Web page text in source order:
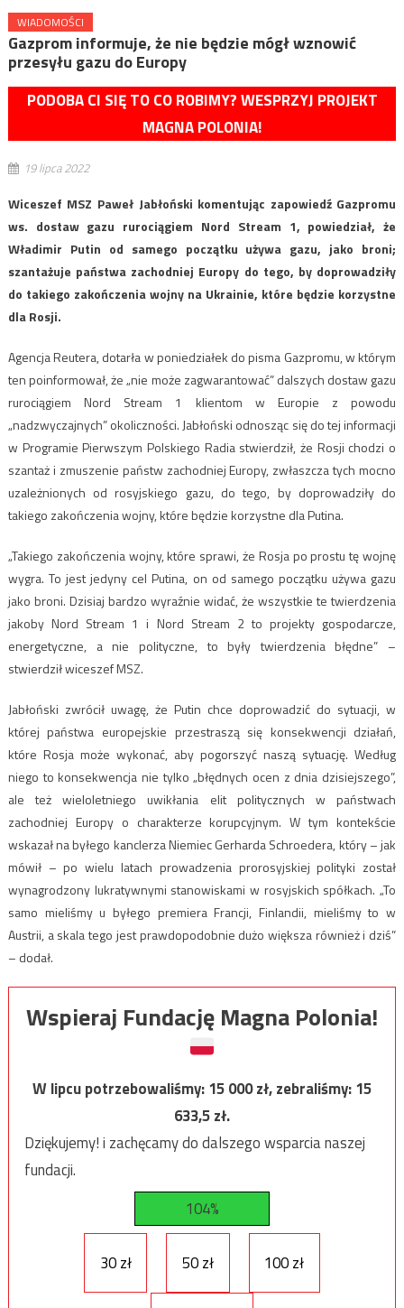
WIADOMOŚCI
Gazprom informuje, że nie będzie mógł wznowić
przesyłu gazu do Europy
PODOBA CI SIĘ TO CO ROBIMY? WESPRZYJ PROJEKT
MAGNA POLONIA!
19 lipca 2022
Wiceszef MSZ Paweł Jabłoński komentując zapowiedź Gazpromu
ws. dostaw gazu rurociągiem Nord Stream 1, powiedział, że
Władimir Putin od samego początku używa gazu, jako broni;
szantażuje państwa zachodniej Europy do tego, by doprowadziły
do takiego zakończenia wojny na Ukrainie, które będzie korzystne
dla Rosji.
Agencja Reutera, dotarła w poniedziałek do pisma Gazpromu, w którym
ten poinformował, że „nie może zagwarantować” dalszych dostaw gazu
rurociągiem Nord Stream 1 klientom w Europie z powodu
„nadzwyczajnych” okoliczności. Jabłoński odnosząc się do tej informacji
w Programie Pierwszym Polskiego Radia stwierdził, że Rosji chodzi o
szantaż i zmuszenie państw zachodniej Europy, zwłaszcza tych mocno
uzależnionych od rosyjskiego gazu, do tego, by doprowadziły do
takiego zakończenia wojny, które będzie korzystne dla Putina.
„Takiego zakończenia wojny, które sprawi, że Rosja po prostu tę wojnę
wygra. To jest jedyny cel Putina, on od samego początku używa gazu
jako broni. Dzisiaj bardzo wyraźnie widać, że wszystkie te twierdzenia
jakoby Nord Stream 1 i Nord Stream 2 to projekty gospodarcze,
energetyczne, a nie polityczne, to były twierdzenia błędne” –
stwierdził wiceszef MSZ.
Jabłoński zwrócił uwagę, że Putin chce doprowadzić do sytuacji, w
której państwa europejskie przestraszą się konsekwencji działań,
które Rosja może wykonać, aby pogorszyć naszą sytuację. Według
niego to konsekwencja nie tylko „błędnych ocen z dnia dzisiejszego”,
ale też wieloletniego uwikłania elit politycznych w państwach
zachodniej Europy o charakterze korupcyjnym. W tym kontekście
wskazał na byłego kanclerza Niemiec Gerharda Schroedera, który – jak
mówił – po wielu latach prowadzenia prorosyjskiej polityki został
wynagrodzony lukratywnymi stanowiskami w rosyjskich spółkach. „To
samo mieliśmy u byłego premiera Francji, Finlandii, mieliśmy to w
Austrii, a skala tego jest prawdopodobnie dużo większa również i dziś”
– dodał.
Wspieraj Fundację Magna Polonia!
W lipcu potrzebowaliśmy:15 000zł, zebraliśmy:15
633,5zł.
Dziękujemy! i zachęcamy do dalszego wsparcia naszej
fundacji.
104%
30 zł 50 zł 100 zł